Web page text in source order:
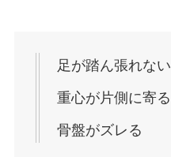
足が踏ん張れない
重心が片側に寄る
骨盤がズレる